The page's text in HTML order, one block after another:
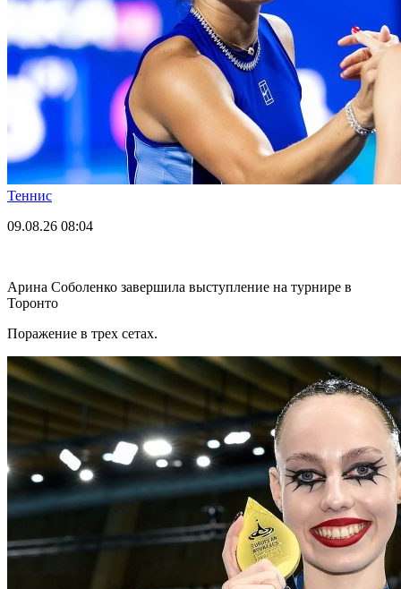
Теннис
09.08.26 08:04
Арина Соболенко завершила выступление на турнире в
Торонто
Поражение в трех сетах.